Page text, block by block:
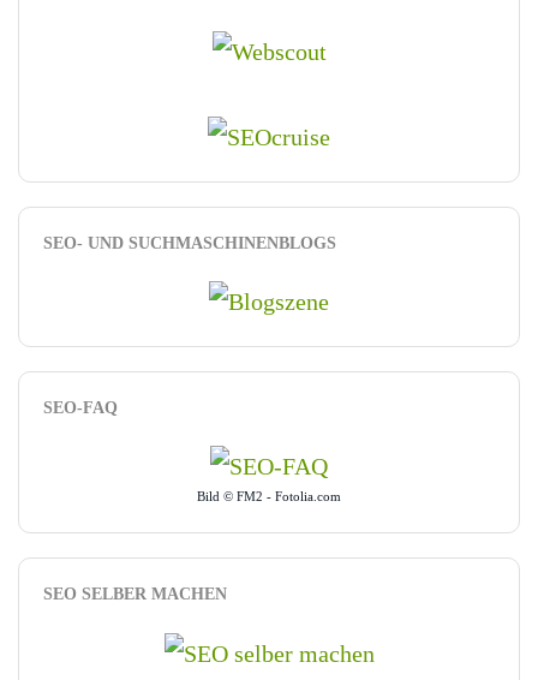
SEO- UND SUCHMASCHINENBLOGS
SEO-FAQ
Bild © FM2 - Fotolia.com
SEO SELBER MACHEN